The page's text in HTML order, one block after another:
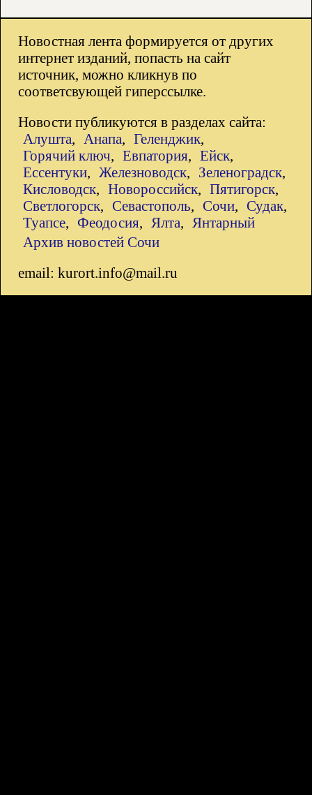
Новостная лента формируется от других
интернет изданий, попасть на сайт
источник, можно кликнув по
соответсвующей гиперссылке.
Новости публикуются в разделах сайта:
Алушта, Анапа, Геленджик,
Горячий ключ, Евпатория, Ейск,
Ессентуки, Железноводск, Зеленоградск,
Кисловодск, Новороссийск, Пятигорск,
Светлогорск, Севастополь, Сочи, Судак,
Туапсе, Феодосия, Ялта,
Янтарный
Архив новостей Сочи
email: kurort.info@mail.ru